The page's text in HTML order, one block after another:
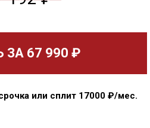
ЗА 67 990 ₽
или сплит 17000₽/мес.